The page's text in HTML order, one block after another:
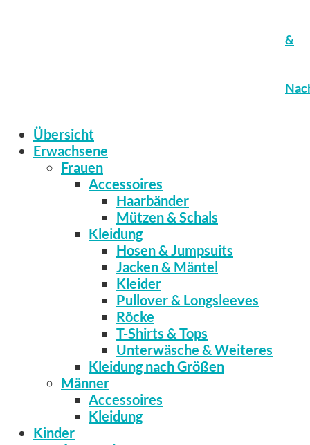
&
Übersicht
Erwachsene
Frauen
Accessoires
Haarbänder
Mützen & Schals
Kleidung
Hosen & Jumpsuits
Jacken & Mäntel
Kleider
Pullover & Longsleeves
Röcke
T-Shirts & Tops
Unterwäsche & Weiteres
Kleidung nach Größen
Männer
Accessoires
Kleidung
Kinder